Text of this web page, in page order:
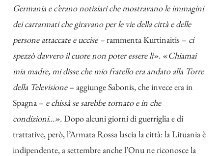
Germania e c’erano notiziari che mostravano le immagini
dei carrarmati che giravano per le vie della città e delle
persone attaccate e uccise –rammenta Kurtinaitis – ci
spezzò davvero il cuore non poter essere lì». «Chiamai
mia madre, mi disse che mio fratello era andato alla Torre
della Televisione– aggiunge Sabonis, che invece era in
Spagna – e chissà se sarebbe tornato e in che
condizioni…».Dopo alcuni giorni di guerriglia e di
trattative, però, l’Armata Rossa lascia la città: la Lituania è
indipendente, a settembre anche l’Onu ne riconosce la